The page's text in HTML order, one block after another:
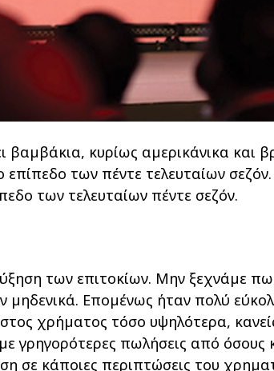
κυρίως αµερικάνικα και
των πέντε τελευταίων
των τελευταίων πέντε σεζόν.
των επιτοκίων. Μην ξεχνάµε
µηδενικά. Εποµένως ήταν πολύ
χρήµατος τόσο υψηλότερα,
γρηγορότερες πωλήσεις από όσους
σε κάποιες περιπτώσεις του